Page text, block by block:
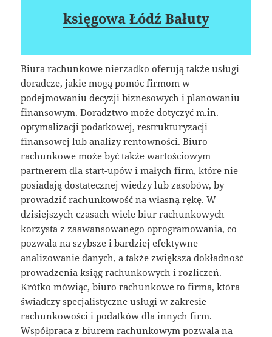
księgowa Łódź Bałuty
Biura rachunkowe nierzadko oferują także usługi
doradcze, jakie mogą pomóc firmom w
podejmowaniu decyzji biznesowych i planowaniu
finansowym. Doradztwo może dotyczyć m.in.
optymalizacji podatkowej, restrukturyzacji
finansowej lub analizy rentowności. Biuro
rachunkowe może być także wartościowym
partnerem dla start-upów i małych firm, które nie
posiadają dostatecznej wiedzy lub zasobów, by
prowadzić rachunkowość na własną rękę. W
dzisiejszych czasach wiele biur rachunkowych
korzysta z zaawansowanego oprogramowania, co
pozwala na szybsze i bardziej efektywne
analizowanie danych, a także zwiększa dokładność
prowadzenia ksiąg rachunkowych i rozliczeń.
Krótko mówiąc, biuro rachunkowe to firma, która
świadczy specjalistyczne usługi w zakresie
rachunkowości i podatków dla innych firm.
Współpraca z biurem rachunkowym pozwala na